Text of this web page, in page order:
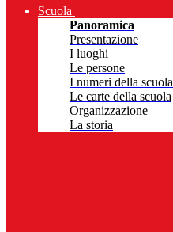
Scuola
Panoramica
Presentazione
I luoghi
Le persone
I numeri della scuola
Le carte della scuola
Organizzazione
La storia